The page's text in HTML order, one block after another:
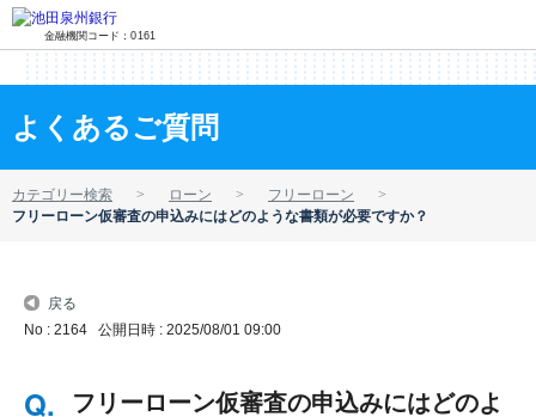
金融機関コード：0161
よくあるご質問
カテゴリー検索 ローン
フリーローン
フリーローン仮審査の申込みにはどのような書類が必要ですか？
戻る
No : 2164 公開日時 : 2025/08/01 09:00
フリーローン仮審査の申込みにはどのよ